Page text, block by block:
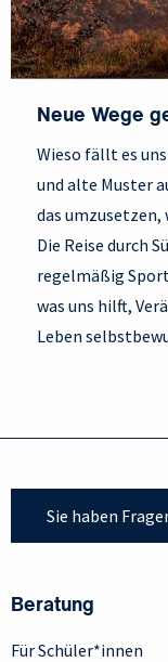
Neue Wege
Wieso fällt es
und alte Muster
das umzusetzen,
Die Reise durch
regelmäßig
was uns hilft,
Leben
Sie haben
Beratung
Für Schüler*innen